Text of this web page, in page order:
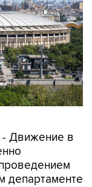
- Движение в
департаменте